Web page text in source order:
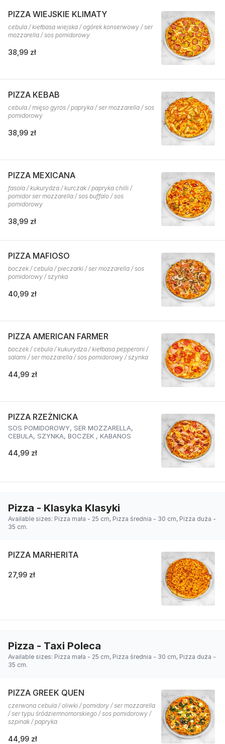
PIZZA WIEJSKIE KLIMATY
cebula / kiełbasa wiejska / ogórek konserwowy / ser
mozzarella / sos pomidorowy
38,99 zł
PIZZA KEBAB
cebula / mięso gyros / papryka / ser mozzarella / sos
pomidorowy
38,99 zł
PIZZA MEXICANA
fasola / kukurydza / kurczak / papryka chilli /
pomidor ser mozzarella / sos buffalo / sos
pomidorowy
38,99 zł
PIZZA MAFIOSO
boczek / cebula / pieczarki / ser mozzarella / sos
pomidorowy / szynka
40,99 zł
PIZZA AMERICAN FARMER
boczek / cebula / kukurydza / kiełbasa pepperoni /
salami / ser mozzarella / sos pomidorowy / szynka
44,99 zł
PIZZA RZEŻNICKA
SOS POMIDOROWY, SER MOZZARELLA,
CEBULA, SZYNKA, BOCZEK , KABANOS
44,99 zł
Pizza - Klasyka Klasyki
Available sizes: Pizza mała - 25 cm, Pizza średnia - 30 cm, Pizza duża -
35 cm.
PIZZA MARHERITA
27,99 zł
Pizza - Taxi Poleca
Available sizes: Pizza mała - 25 cm, Pizza średnia - 30 cm, Pizza duża -
35 cm.
PIZZA GREEK QUEN
czerwona cebula / oliwki / pomidory / ser mozzarella
/ ser typu śródziemnomorskiego / sos pomidorowy /
szpinak / papryka
44,99 zł